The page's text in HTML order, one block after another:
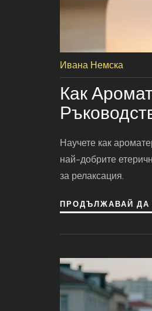
Ивана Немска
Как
Научете как
най-добрите
за релаксация.
ПРОДЪЛЖАВАЙ ДА